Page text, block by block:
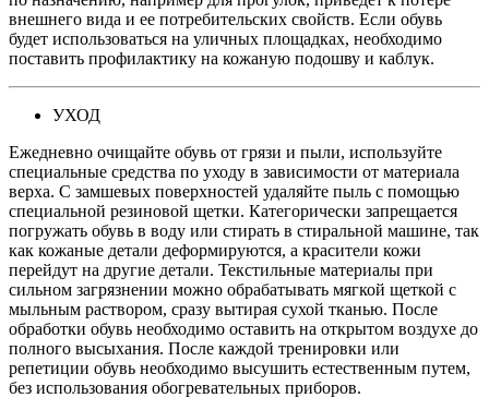
внешнего вида и ее потребительских свойств. Если обувь
будет использоваться на уличных площадках, необходимо
поставить профилактику на кожаную подошву и каблук.
УХОД
Ежедневно очищайте обувь от грязи и пыли, используйте
специальные средства по уходу в зависимости от материала
верха. С замшевых поверхностей удаляйте пыль с помощью
специальной резиновой щетки. Категорически запрещается
погружать обувь в воду или стирать в стиральной машине, так
как кожаные детали деформируются, а красители кожи
перейдут на другие детали. Текстильные материалы при
сильном загрязнении можно обрабатывать мягкой щеткой с
мыльным раствором, сразу вытирая сухой тканью. После
обработки обувь необходимо оставить на открытом воздухе до
полного высыхания. После каждой тренировки или
репетиции обувь необходимо высушить естественным путем,
без использования обогревательных приборов.